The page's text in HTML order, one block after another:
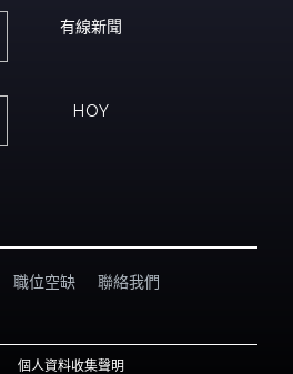
有線新聞
HOY
職位空缺 聯絡我們
個人資料收集聲明